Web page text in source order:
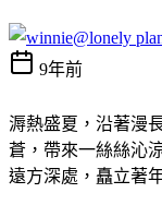
9年前
溽熱盛夏，沿著漫
蒼，帶來一絲絲沁
遠方深處，矗立著